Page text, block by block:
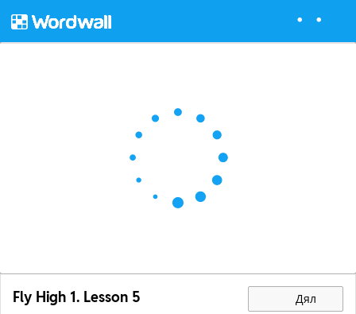
Fly High 1. Lesson 5 Дял